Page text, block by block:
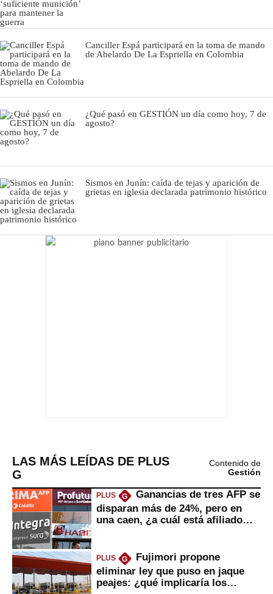
Canciller Espá participará en la toma de mando
de Abelardo De La Espriella en Colombia
¿Qué pasó en GESTIÓN un día como hoy, 7 de
agosto?
Sismos en Junín: caída de tejas y aparición de
grietas en iglesia declarada patrimonio histórico
LAS MÁS LEÍDAS DE PLUS
G
Contenido de
Gestión
PLUS G
Ganancias de tres AFP se
disparan más de 24%, pero en
una caen, ¿a cuál está afiliado
PLUS G
Fujimori propone
eliminar ley que puso en jaque
peajes: ¿qué implicaría los